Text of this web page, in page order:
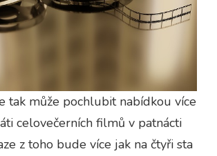
tak může pochlubit nabídkou více
celovečerních filmů v patnácti
z toho bude více jak na čtyři sta